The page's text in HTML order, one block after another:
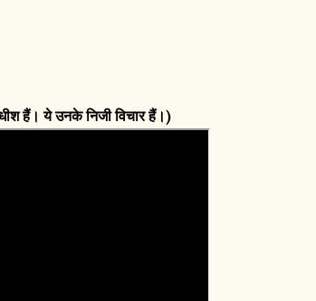
हैं। ये उनके निजी विचार हैं।)